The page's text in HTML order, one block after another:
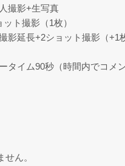
撮影+生写真
ト撮影（1枚）
延長+2ショット撮影（+1
タイム90秒（時間内でコメ
ん。